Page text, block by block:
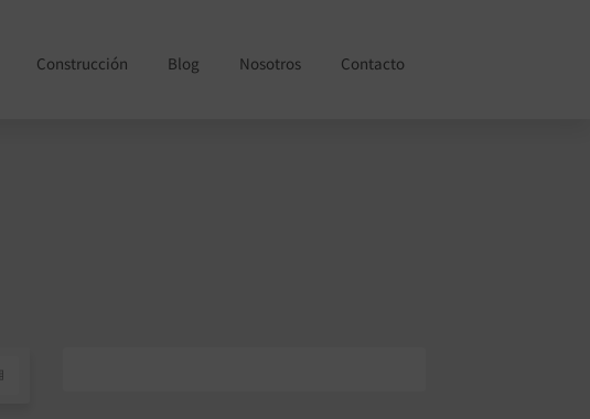
Construcción Blog Nosotros Contacto